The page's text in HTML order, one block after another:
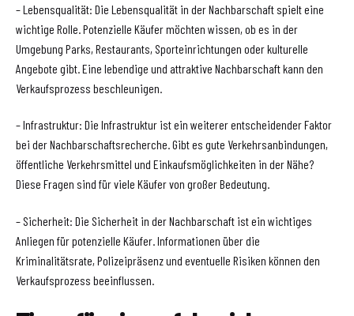
– Lebensqualität: Die Lebensqualität in der Nachbarschaft spielt eine
wichtige Rolle. Potenzielle Käufer möchten wissen, ob es in der
Umgebung Parks, Restaurants, Sporteinrichtungen oder kulturelle
Angebote gibt. Eine lebendige und attraktive Nachbarschaft kann den
Verkaufsprozess beschleunigen.
– Infrastruktur: Die Infrastruktur ist ein weiterer entscheidender Faktor
bei der Nachbarschaftsrecherche. Gibt es gute Verkehrsanbindungen,
öffentliche Verkehrsmittel und Einkaufsmöglichkeiten in der Nähe?
Diese Fragen sind für viele Käufer von großer Bedeutung.
– Sicherheit: Die Sicherheit in der Nachbarschaft ist ein wichtiges
Anliegen für potenzielle Käufer. Informationen über die
Kriminalitätsrate, Polizeipräsenz und eventuelle Risiken können den
Verkaufsprozess beeinflussen.